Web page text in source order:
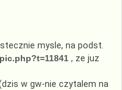
mysle, na podst.
, ze juz
w gw-nie czytalem na